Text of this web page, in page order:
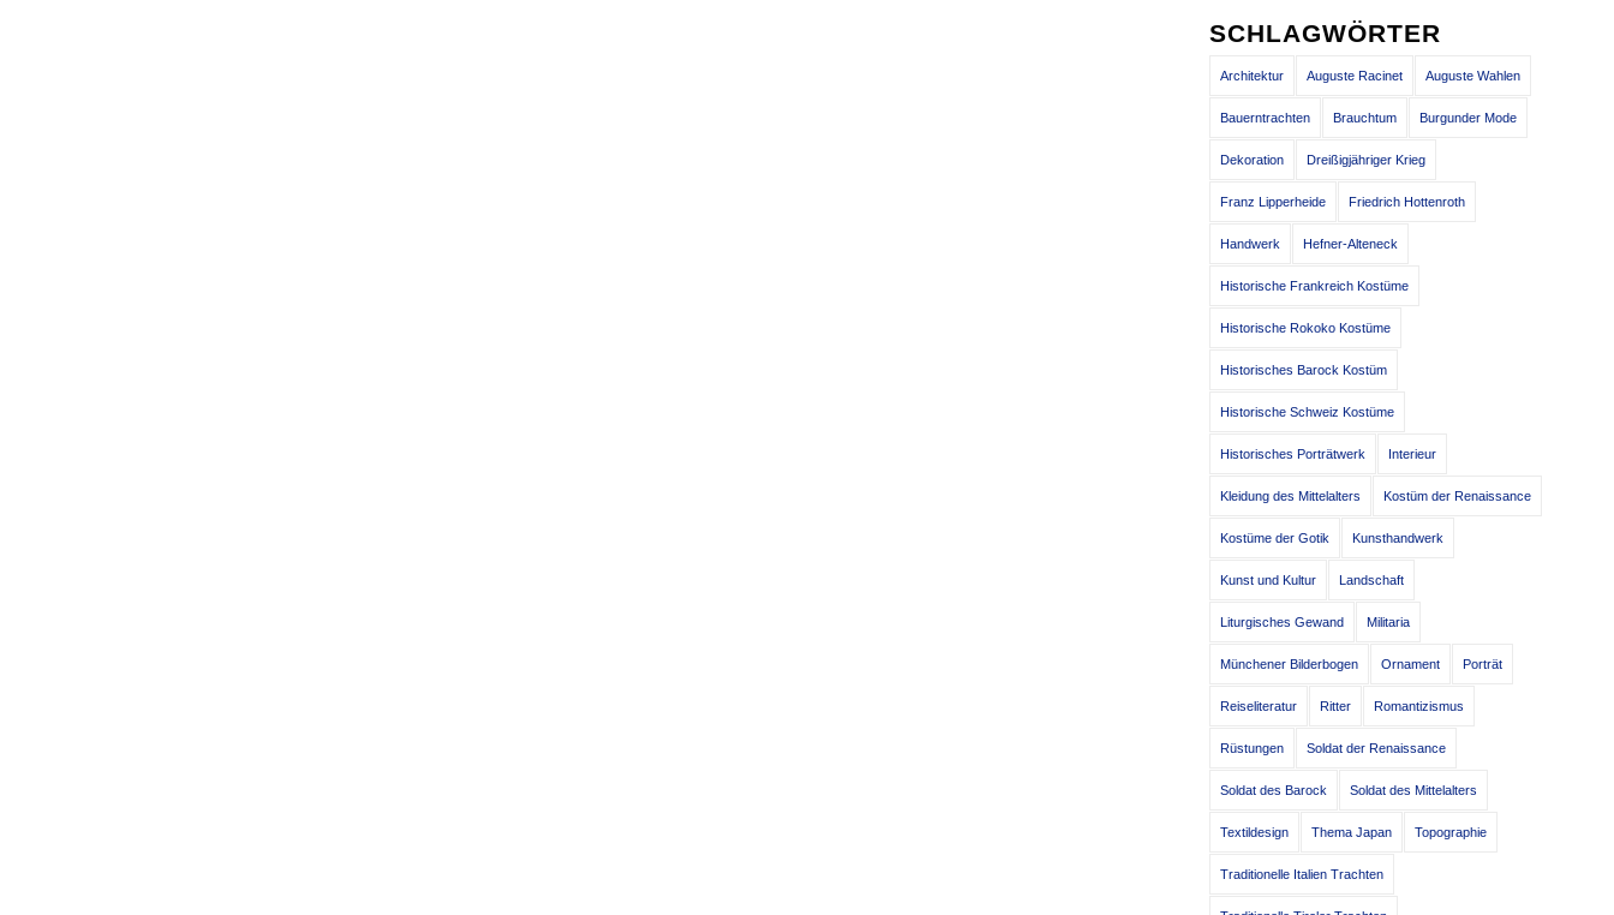
SCHLAGWÖRTER
Architektur Auguste Racinet Auguste Wahlen
Bauerntrachten Brauchtum Burgunder Mode
Dekoration Dreißigjähriger Krieg
Franz Lipperheide Friedrich Hottenroth
Handwerk Hefner-Alteneck
Historische Frankreich Kostüme
Historische Rokoko Kostüme
Historisches Barock Kostüm
Historische Schweiz Kostüme
Historisches Porträtwerk Interieur
Kleidung des Mittelalters Kostüm der Renaissance
Kostüme der Gotik Kunsthandwerk
Kunst und Kultur Landschaft
Liturgisches Gewand Militaria
Münchener Bilderbogen Ornament Porträt
Reiseliteratur Ritter Romantizismus
Rüstungen Soldat der Renaissance
Soldat des Barock Soldat des Mittelalters
Textildesign Thema Japan Topographie
Traditionelle Italien Trachten